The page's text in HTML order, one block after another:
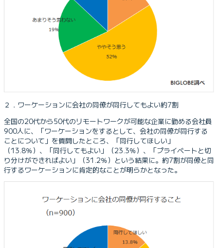
２．ワーケーションに会社の同僚が同行してもよい約7割
全国の20代から50代のリモートワークが可能な企業に勤める会社員
900人に、「ワーケーションをするとして、会社の同僚が同行する
ことについて」を質問したところ、「同行してほしい」
（13.8％）、「同行してもよい」（23.3％）、「プライベートと切
り分けができればよい」（31.2％）という結果に。約7割が同僚と同
行するワーケーションに肯定的なことが明らかとなった。